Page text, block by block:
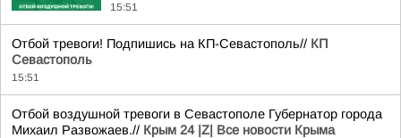
15:51
Отбой тревоги! Подпишись на КП-Севастополь// КП
Севастополь
15:51
Отбой воздушной тревоги в Севастополе Губернатор города
Михаил Развожаев.// Крым 24 |Z| Все новости Крыма